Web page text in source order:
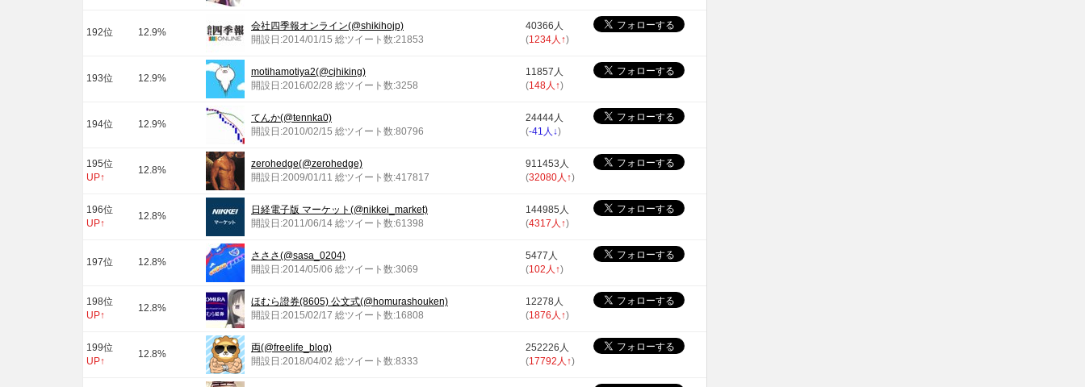
192位 12.9%
会社四季報オンライン(@shikihojp)
開設日:2014/01/15 総ツイート数:21853
40366人
(1234人 ↑)
193位 12.9%
motihamotiya2(@cjhiking)
開設日:2016/02/28 総ツイート数:3258
11857人
(148人 ↑)
194位 12.9%
てんか(@tennka0)
開設日:2010/02/15 総ツイート数:80796
24444人
(-41人 ↓)
195位
UP↑
12.8%
zerohedge(@zerohedge)
開設日:2009/01/11 総ツイート数:417817
911453人
(32080人 ↑)
196位
UP↑
12.8%
日経電子版 マーケット(@nikkei_market)
開設日:2011/06/14 総ツイート数:61398
144985人
(4317人 ↑)
197位 12.8%
さささ(@sasa_0204)
開設日:2014/05/06 総ツイート数:3069
5477人
(102人 ↑)
198位
UP↑
12.8%
ほむら證券(8605) 公文式(@homurashouken)
開設日:2015/02/17 総ツイート数:16808
12278人
(1876人 ↑)
199位
UP↑
12.8%
両(@freelife_blog)
開設日:2018/04/02 総ツイート数:8333
252226人
(17792人 ↑)